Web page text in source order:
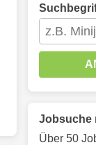
Jobsuche
Über 50